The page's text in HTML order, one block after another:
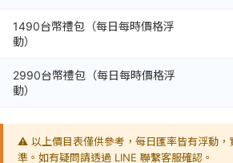
1490台幣禮包（每日每時價格浮
動）
2990台幣禮包（每日每時價格浮
動）
⚠️ 以上價目表僅供參考，每日匯率皆有浮動，
準。如有疑問請透過 LINE 聯繫客服確認。